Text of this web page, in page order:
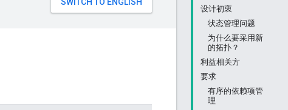
设计初衷
状态管理问题
为什么要采用新
的拓扑？
利益相关方
要求
有序的依赖项管
理